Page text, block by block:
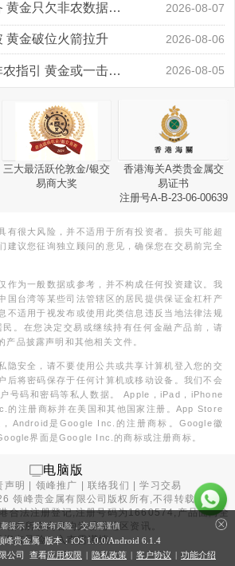
领峰金评：万事俱备 黄金只欠非农数据“东风” 2026-08-07
黄金破位火箭拉升 2026-08-06
领峰金评：静待小非农指引 黄金或一击破局 2026-08-05
三大最活跃伦敦金/银交
易商大奖
香港海关A类贵金属交
易证书
注册号A-B-23-06-00639
有很大风险，并不适用于所有投资者。损失可能超
建议您征询独立顾问的意见，确保您在交易前完全
作为一般数据或参考，并不构成任何投资建议。我
国台湾等某些司法管辖区的居民提供保证金杠杆产
不适用于视发布或使用此类信息违反当地法律法规
。在您决定交易或继续持有任何金融产品前，请
产品披露声明和其他相关文件。
隐安全，请不要使用公共或共享计算机登入您的交
后将密码保存于任何计算机或移动设备。我们不会
号码和密码等私人数据。 Apple，iPad，iPhone
注册商标并在美国和其他国家注册。App Store
Android是Google Inc.的注册商标。Google徽
界面是Google Inc.的商标或注册商标。
电脑版
声明 领峰推广 |联络我们 |学习交易
领峰贵金属有限公司版权所有,不得转载
合法注册登记,注册号码为1660574,产品面向全
站内所有内容均为香港地区资讯。
资有风险，入市需谨慎。
提示：投资有风险，交易需谨慎
峰贵金属 版本：iOS 1.0.0/Android 6.1.4
公司 查看应用权限 | 隐私政策 | 客户协议 | 功能介绍